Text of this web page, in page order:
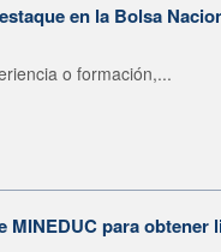
en la Bolsa
o formación,...
para obtener